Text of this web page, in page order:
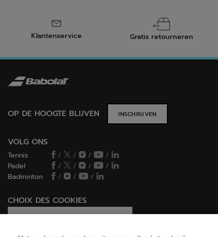
Klantenservice Gratis retourneren
OP DE HOOGTE BLIJVEN INSCHRIJVEN
VOLG ONS
Tennis / / /
/
Padel
/ / /
/
Badminton
/ / /
CHOIX DES COOKIES
Ik stel cookies in/Ik weiger cookies